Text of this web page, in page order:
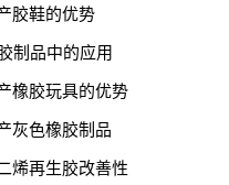
胶鞋的优势
制品中的应用
橡胶玩具的优势
灰色橡胶制品
烯再生胶改善性